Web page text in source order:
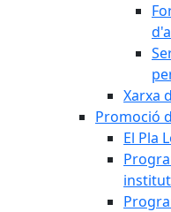
Xarxa
Promoció
El Pla